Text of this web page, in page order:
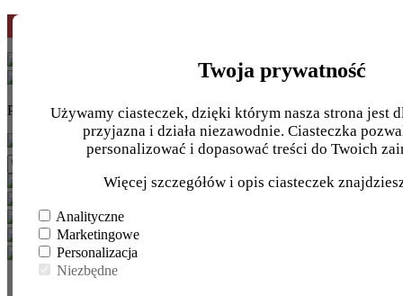
Twoja prywatność
Używamy ciasteczek, dzięki którym nasza strona jest
przyjazna i działa niezawodnie. Ciasteczka
personalizować i dopasować treści do Twoich
Więcej szczegółów i opis ciasteczek
Analityczne
Marketingowe
Personalizacja
Niezbędne
Potrzebujesz pomocy?INFOLINIA+48 724 710 810
zielarnie